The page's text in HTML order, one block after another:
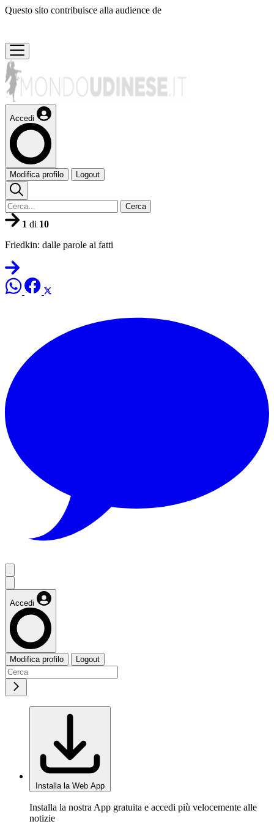
Questo sito contribuisce alla audience de
Accedi
Modifica profilo Logout
Cerca
1 di 10
Friedkin: dalle parole ai fatti
Accedi
Modifica profilo Logout
Installa la Web App
Installa la nostra App gratuita e accedi più velocemente alle
notizie